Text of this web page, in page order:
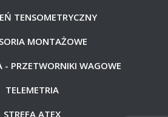
TENSOMETRYCZNY
MONTAŻOWE
- PRZETWORNIKI WAGOWE
TELEMETRIA
STREFA ATEX